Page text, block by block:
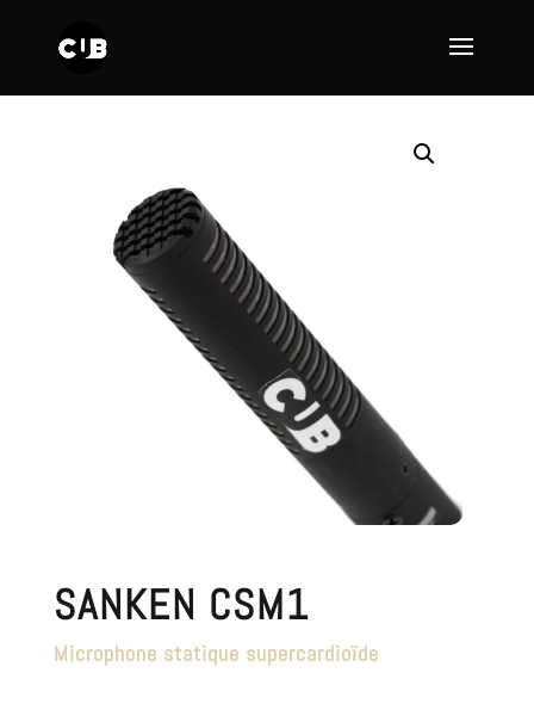
SANKEN CSM1
Microphone statique supercardioïde